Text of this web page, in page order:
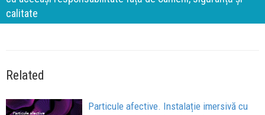
calitate
Related
Particule afective. Instalație imersivă cu